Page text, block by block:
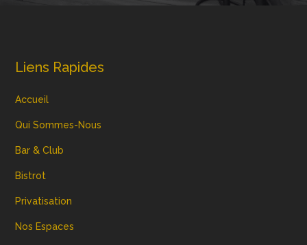
Liens Rapides
Accueil
Qui Sommes-Nous
Bar & Club
Bistrot
Privatisation
Nos Espaces